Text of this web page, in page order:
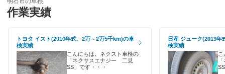
加東市
川西市
川辺郡
EV車OK
1日車検
整備保証
作業実績
トヨタ イスト(2010年式、2万～2万5千km)の車
検実績
こんにちは。ネクスト車検の
「ネクサスエナジー 二見
SS」です・・・
日産 ジューク(2013年
検実績
こ
「